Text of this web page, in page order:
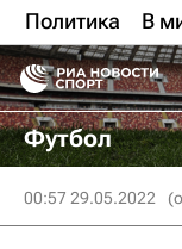
Политика В
Футбол
00:57 29.05.2022